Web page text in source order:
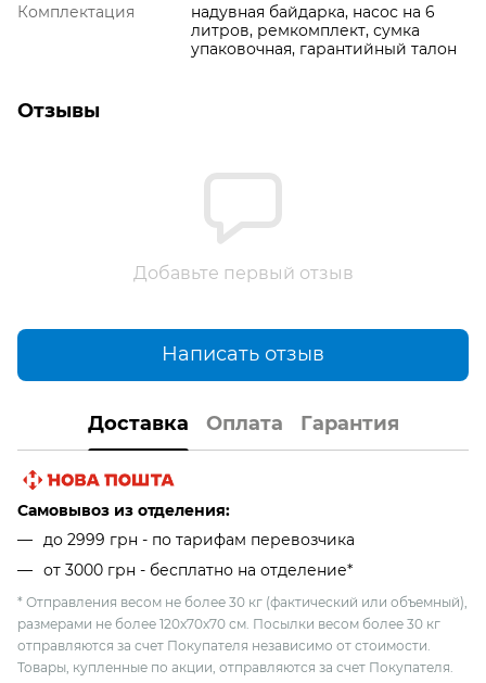
Комплектация
надувная байдарка, насос на 6
литров, ремкомплект, сумка
упаковочная, гарантийный талон
Отзывы
Добавьте первый отзыв
Написать отзыв
Доставка Оплата Гарантия
Самовывоз из отделения:
до 2999 грн - по тарифам перевозчика
от 3000 грн - бесплатно на отделение*
* Отправления весом не более 30 кг (фактический или объемный),
размерами не более 120х70х70 см. Посылки весом более 30 кг
отправляются за счет Покупателя независимо от стоимости.
Товары, купленные по акции, отправляются за счет Покупателя.